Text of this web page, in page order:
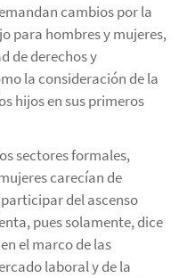
cambios por la
para hombres y mujeres,
de derechos y
la consideración de la
hijos en sus primeros
sectores formales,
carecían de
del ascenso
pues solamente, dice
el marco de las
laboral y de la